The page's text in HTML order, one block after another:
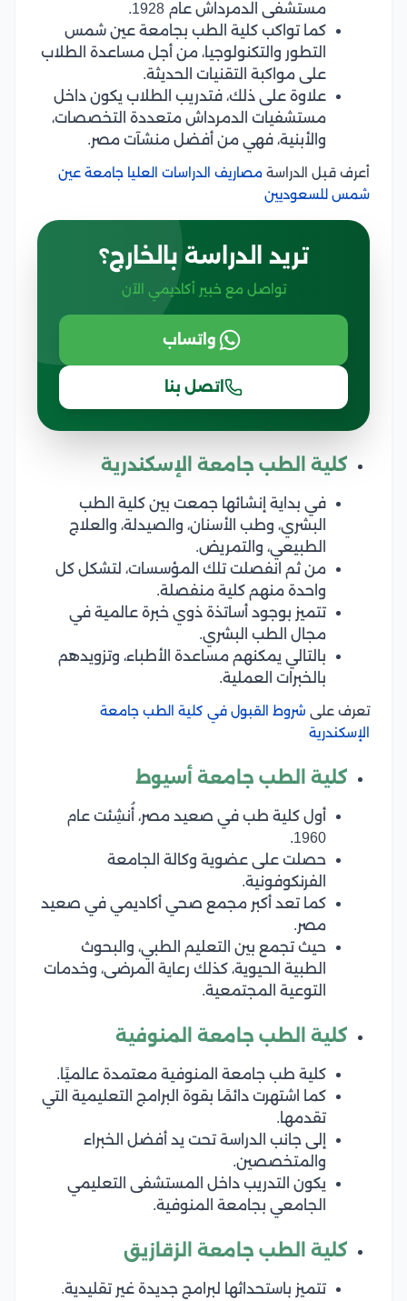
مستشفى الدمرداش عام 1928.
كما تواكب كلية الطب بجامعة عين شمس
التطور والتكنولوجيا، من أجل مساعدة الطلاب
على مواكبة التقنيات الحديثة.
علاوة على ذلك، فتدريب الطلاب يكون داخل
مستشفيات الدمرداش متعددة التخصصات،
والأبنية، فهي من أفضل منشآت مصر.
أعرف قبل الدراسة مصاريف الدراسات العليا جامعة عين
شمس للسعوديين
تريد الدراسة بالخارج؟
تواصل مع خبير أكاديمي الآن
واتساب
اتصل بنا
كلية الطب جامعة الإسكندرية
في بداية إنشائها جمعت بين كلية الطب
البشري، وطب الأسنان، والصيدلة، والعلاج
الطبيعي، والتمريض.
من ثم انفصلت تلك المؤسسات، لتشكل كل
واحدة منهم كلية منفصلة.
تتميز بوجود أساتذة ذوي خبرة عالمية في
مجال الطب البشري.
بالتالي يمكنهم مساعدة الأطباء، وتزويدهم
بالخبرات العملية.
تعرف على شروط القبول في كلية الطب جامعة
الإسكندرية
كلية الطب جامعة أسيوط
أول كلية طب في صعيد مصر، أُنشِئت عام
1960.
حصلت على عضوية وكالة الجامعة
الفرنكوفونية.
كما تعد أكبر مجمع صحي أكاديمي في صعيد
مصر.
حيث تجمع بين التعليم الطبي، والبحوث
الطبية الحيوية، كذلك رعاية المرضى، وخدمات
التوعية المجتمعية.
كلية الطب جامعة المنوفية
كلية طب جامعة المنوفية معتمدة عالميًا.
كما اشتهرت دائمًا بقوة البرامج التعليمية التي
تقدمها.
إلى جانب الدراسة تحت يد أفضل الخبراء
والمتخصصين.
يكون التدريب داخل المستشفى التعليمي
الجامعي بجامعة المنوفية.
كلية الطب جامعة الزقازيق
تتميز باستحداثها لبرامج جديدة غير تقليدية.